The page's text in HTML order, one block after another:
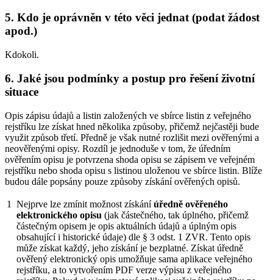
5. Kdo je oprávněn v této věci jednat (podat žádost
apod.)
Kdokoli.
6. Jaké jsou podmínky a postup pro řešení životní
situace
Opis zápisu údajů a listin založených ve sbírce listin z veřejného
rejstříku lze získat hned několika způsoby, přičemž nejčastěji bude
využit způsob třetí. Předně je však nutné rozlišit mezi ověřenými a
neověřenými opisy. Rozdíl je jednoduše v tom, že úředním
ověřením opisu je potvrzena shoda opisu se zápisem ve veřejném
rejstříku nebo shoda opisu s listinou uloženou ve sbírce listin. Blíže
budou dále popsány pouze způsoby získání ověřených opisů.
1 Nejprve lze zmínit možnost získáníúředně ověřeného
elektronického opisu (jak částečného, tak úplného, přičemž
částečným opisem je opis aktuálních údajů a úplným opis
obsahující i historické údaje) dle § 3 odst. 1 ZVR. Tento opis
může získat každý, jeho získání je bezplatné. Získat úředně
ověřený elektronický opis umožňuje sama aplikace veřejného
rejstříku, a to vytvořením PDF verze výpisu z veřejného